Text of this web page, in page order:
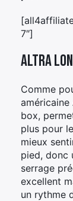
7″]
Altra
Comme
box,
plus pour
mieux
pied, donc
serrage
excellent
un rythme